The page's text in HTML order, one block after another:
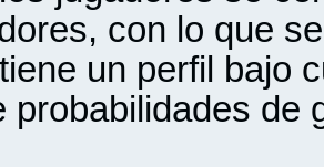
con lo que
un perfil bajo
probabilidades de